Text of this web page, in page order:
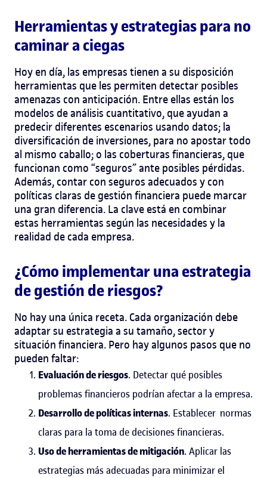
Herramientas y estrategias para no
caminar a ciegas
Hoy en día, las empresas tienen a su disposición
herramientas que les permiten detectar posibles
amenazas con anticipación. Entre ellas están los
modelos de análisis cuantitativo, que ayudan a
predecir diferentes escenarios usando datos; la
diversificación de inversiones, para no apostar todo
al mismo caballo; o las coberturas financieras, que
funcionan como “seguros” ante posibles pérdidas.
Además, contar con seguros adecuados y con
políticas claras de gestión financiera puede marcar
una gran diferencia. La clave está en combinar
estas herramientas según las necesidades y la
realidad de cada empresa.
¿Cómo implementar una estrategia
de gestión de riesgos?
No hay una única receta. Cada organización debe
adaptar su estrategia a su tamaño, sector y
situación financiera. Pero hay algunos pasos que no
pueden faltar:
Evaluación de riesgos. Detectar qué posibles
problemas financieros podrían afectar a la empresa.
Desarrollo de políticas internas. Establecer normas
claras para la toma de decisiones financieras.
Uso de herramientas de mitigación. Aplicar las
estrategias más adecuadas para minimizar el